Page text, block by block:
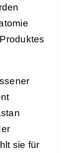
sie für